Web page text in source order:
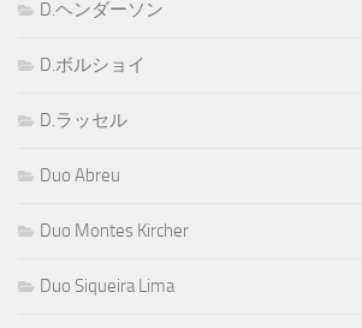
D.ヘンダーソン
D.ボルショイ
D.ラッセル
Duo Abreu
Duo Montes Kircher
Duo Siqueira Lima